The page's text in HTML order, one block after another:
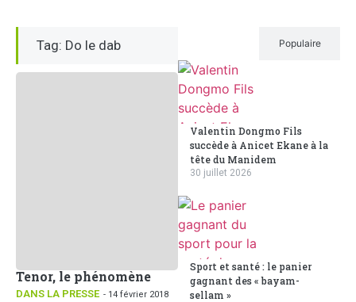
Tag: Do le dab
Tenor, le phénomène
DANS LA PRESSE - 14 février 2018
Populaire
Valentin Dongmo Fils
succède à Anicet Ekane à la
tête du Manidem
30 juillet 2026
Sport et santé : le panier
gagnant des « bayam-
sellam »